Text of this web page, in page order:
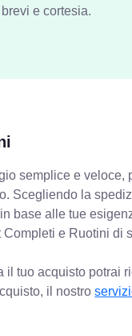
e cortesia.
semplice e veloce,
Scegliendo la
base alle tue
Completi e Ruotini di
il tuo acquisto potrai
il nostro